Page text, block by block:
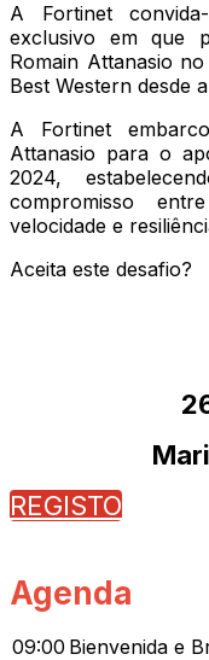
A Fortinet
exclusivo em que
Romain Attanasio
Best Western desde
A Fortinet
Attanasio para o
2024,
compromisso
velocidade e
Aceita este desafio?
REGISTO
Agenda
09:00 Bienvenida e